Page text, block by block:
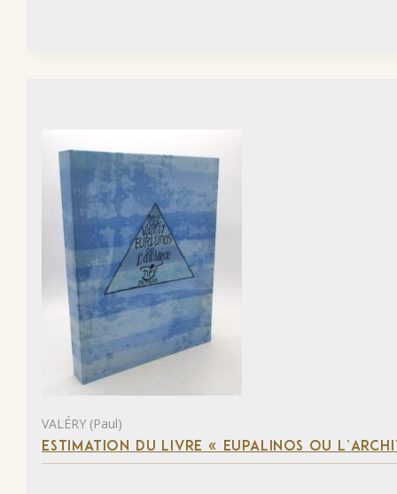
VALÉRY (Paul)
ESTIMATION DU LIVRE « EUPALINOS OU